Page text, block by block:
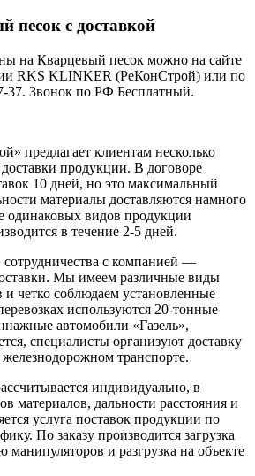
песок с доставкой
на Кварцевый песок можно на сайте
RKS KLINKER (РеКонСтрой) или по
37. Звонок по РФ Бесплатный.
предлагает клиентам несколько
продукции. В договоре
10 дней, но это максимальный
материалы доставляются намного
одинаковых видов продукции
в течение 2-5 дней.
с компанией —
Мы имеем различные виды
и четко соблюдаем установленные
используются 20-тонные
автомобили «Газель»,
специалисты организуют доставку
транспорте.
индивидуально, в
материалов, дальности расстояния и
услуга поставок продукции по
По заказу производится загрузка
и разгрузка на объекте